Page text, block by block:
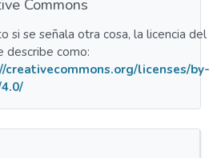
Commons
si se señala otra cosa, la licencia del
describe como:
creativecommons.org/licenses/by-